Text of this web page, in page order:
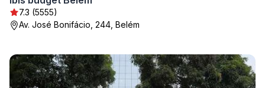
7.3 (5555)
Av. José Bonifácio, 244, Belém